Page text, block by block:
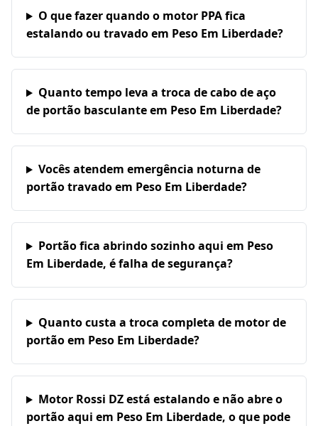
O que fazer quando o motor PPA fica
estalando ou travado em Peso Em Liberdade?
Quanto tempo leva a troca de cabo de aço
de portão basculante em Peso Em Liberdade?
Vocês atendem emergência noturna de
portão travado em Peso Em Liberdade?
Portão fica abrindo sozinho aqui em Peso
Em Liberdade, é falha de segurança?
Quanto custa a troca completa de motor de
portão em Peso Em Liberdade?
Motor Rossi DZ está estalando e não abre o
portão aqui em Peso Em Liberdade, o que pode